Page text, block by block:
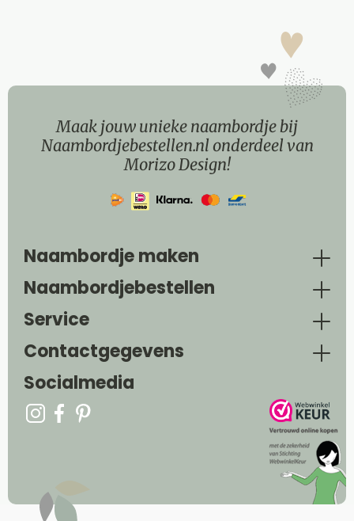
Maak jouw unieke naambordje bij
Naambordjebestellen.nl onderdeel van
Morizo Design!
Naambordje maken
Naambordjebestellen
Service
Contactgegevens
Socialmedia